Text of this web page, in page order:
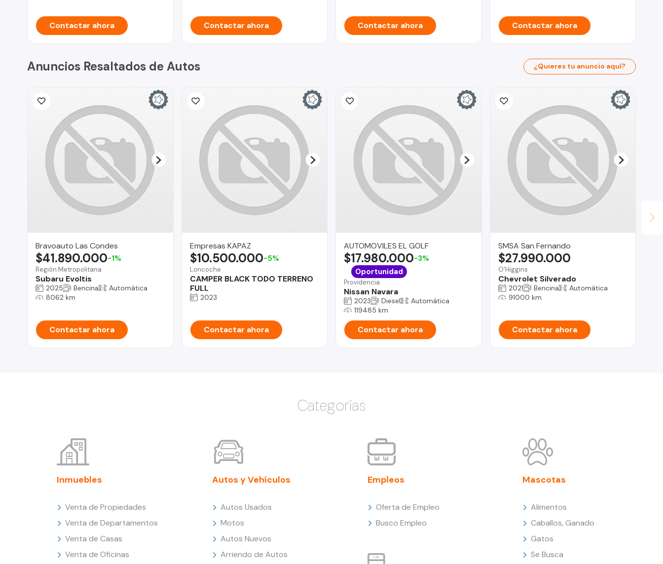
Contactar ahora Contactar ahora Contactar ahora Contactar ahora
Anuncios Resaltados de Autos ¿Quieres tu anuncio aquí?
Bravoauto Las Condes
Región Metropolitana
Subaru Evoltis
$41.890.000-1%
2025 Bencina
Automática
8062 km
Contactar ahora
Empresas KAPAZ
Loncoche
CAMPER BLACK TODO TERRENO
FULL
$10.500.000-5%
2023
Contactar ahora
AUTOMOVILES EL GOLF
Providencia
Nissan Navara
$17.980.000-3%
Oportunidad
2023 Diesel
Automática
119485 km
Contactar ahora
SMSA San Fernando
O'Higgins
Chevrolet Silverado
$27.990.000
2021 Bencina
Automática
91000 km
Contactar ahora
Categorías
Inmuebles
Venta de Propiedades
Venta de Departamentos
Venta de Casas
Venta de Oficinas
Autos y Vehículos
Autos Usados
Motos
Autos Nuevos
Arriendo de Autos
Empleos
Oferta de Empleo
Busco Empleo
Mascotas
Alimentos
Caballos, Ganado
Gatos
Se Busca